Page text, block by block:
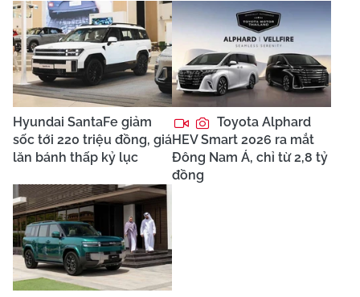
Hyundai SantaFe giảm
sốc tới 220 triệu đồng, giá
lăn bánh thấp kỷ lục
Toyota Alphard
HEV Smart 2026 ra mắt
Đông Nam Á, chỉ từ 2,8 tỷ
đồng